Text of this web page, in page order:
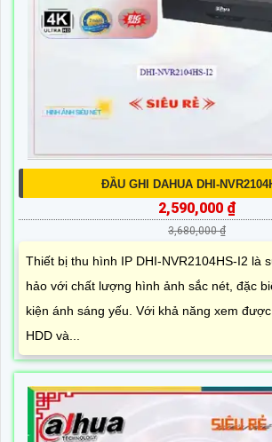
ĐẦU GHI DAHUA DHI-
2,590,000 ₫
3,680,000 ₫
Thiết bị thu hình IP DHI-NVR2104HS-I2 là
hảo với chất lượng hình ảnh sắc nét, đặc
kiện ánh sáng yếu. Với khả năng xem
HDD và...